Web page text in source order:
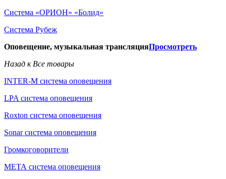
Система «ОРИОН» «Болид»
Система Рубеж
Оповещение, музыкальная трансляцияПросмотреть
Назад к Все товары
INTER-M система оповещения
LPA система оповещения
Roxton система оповещения
Sonar система оповещения
Громкоговорители
МЕТА система оповещения